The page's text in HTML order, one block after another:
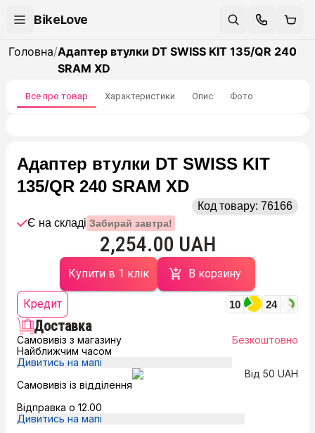
BikeLove
Головна/Адаптер втулки DT SWISS KIT 135/QR 240
SRAM XD
Все про товар Характеристики Опис Фото
Адаптер втулки DT SWISS KIT
135/QR 240 SRAM XD
Код товару: 76166
Є на складі Забирай завтра!
2,254.00 UAH
Купити в 1 клік В корзину
Кредит 10 24
Доставка
Самовивіз з магазину
Найближчим часом
Дивитись на мапі
Безкоштовно
Самовивіз із відділення
Відправка о 12.00
Дивитись на мапі
Від 50 UAH